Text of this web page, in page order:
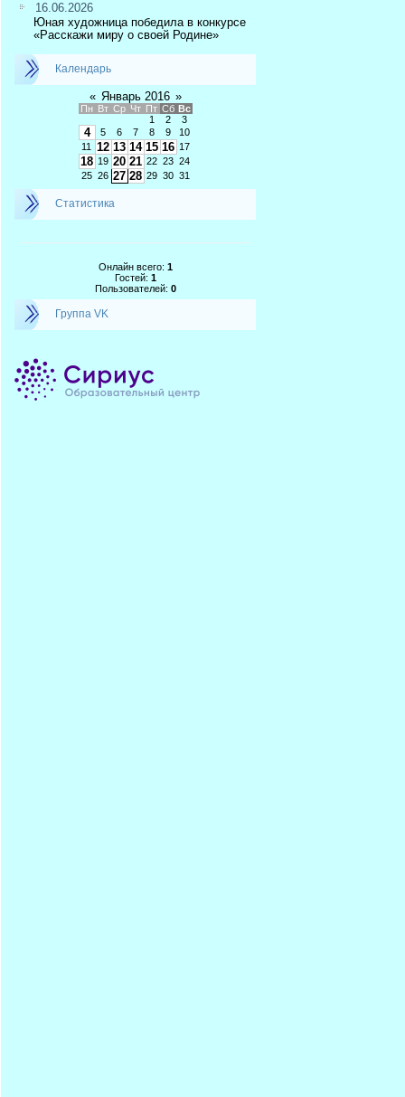
16.06.2026
Юная художница победила в конкурсе
«Расскажи миру о своей Родине»
Календарь
« Январь 2016 »
Пн Вт Ср Чт Пт Сб Вс
1
2 3
4 5 6 7 8 9
10
11
12 13 14 15 16 17
18 19 20 21 22 23 24
25 26 27 28 29 30 31
Статистика
Онлайн всего: 1
Гостей: 1
Пользователей: 0
Группа VK